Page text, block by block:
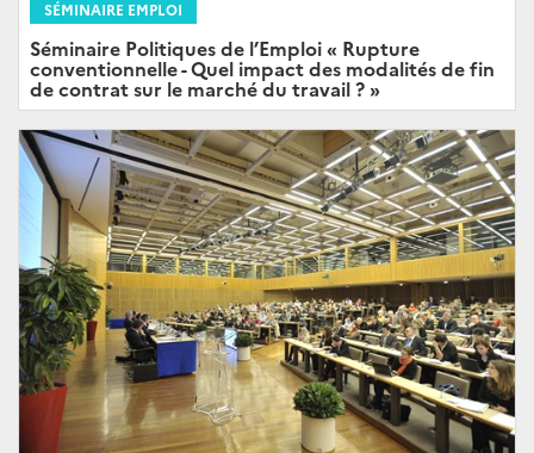
SÉMINAIRE EMPLOI
Séminaire Politiques de l’Emploi « Rupture
conventionnelle - Quel impact des modalités de fin
de contrat sur le marché du travail ? »